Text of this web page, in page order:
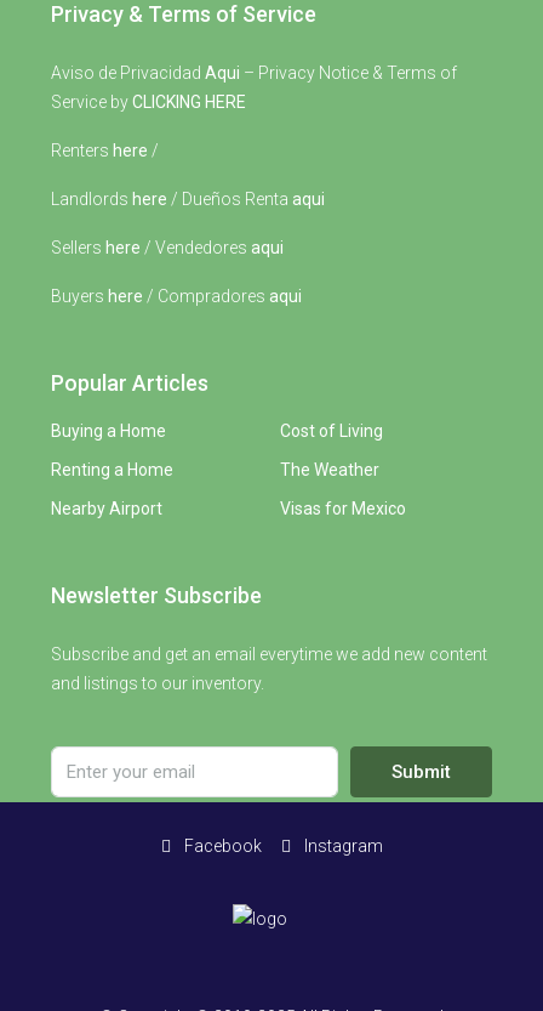
Privacy & Terms of Service
Aviso de Privacidad Aqui – Privacy Notice & Terms of
Service byCLICKING HERE
Renters here /
Landlords here / Dueños Renta aqui
Sellers here / Vendedores aqui
Buyers here / Compradores aqui
Popular Articles
Buying a Home
Renting a Home
Nearby Airport
Cost of Living
The Weather
Visas for Mexico
Newsletter Subscribe
Subscribe and get an email everytime we add new content
and listings to our inventory.
Submit
Facebook Instagram